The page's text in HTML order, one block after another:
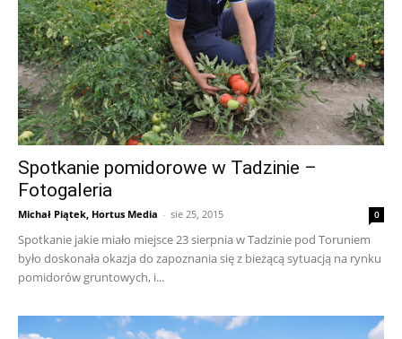
Spotkanie pomidorowe w Tadzinie –
Fotogaleria
Michał Piątek, Hortus Media - sie 25, 2015 0
Spotkanie jakie miało miejsce 23 sierpnia w Tadzinie pod Toruniem
było doskonała okazja do zapoznania się z bieżącą sytuacją na rynku
pomidorów gruntowych, i...